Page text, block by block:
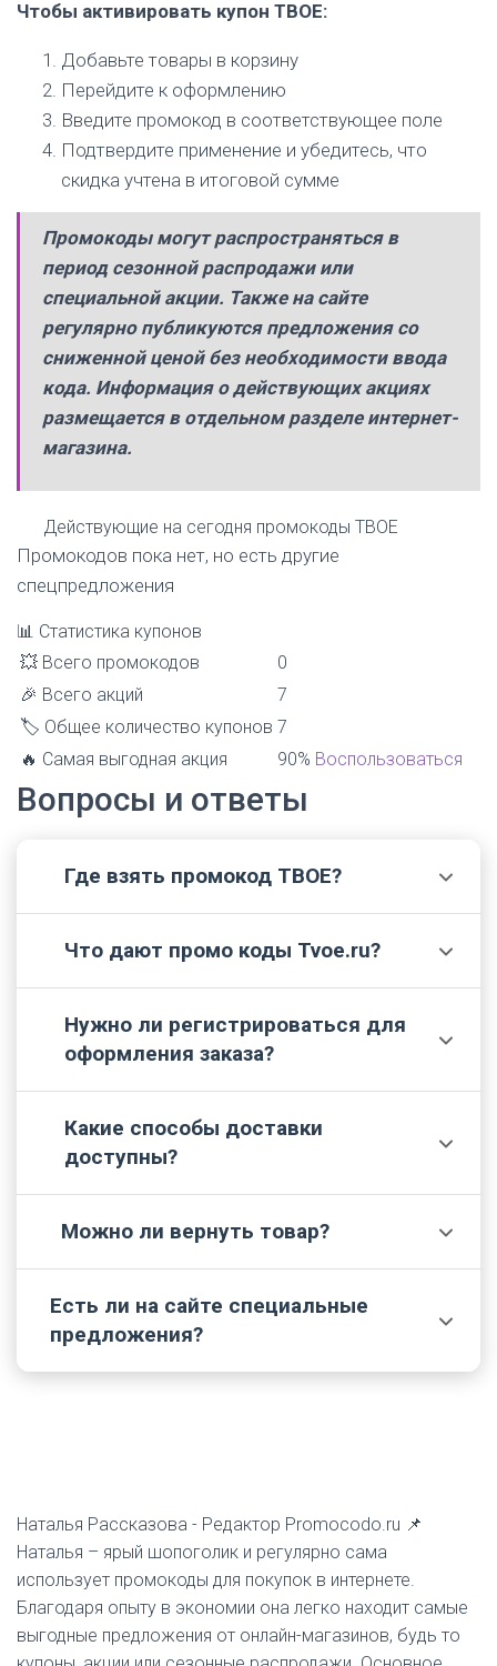
Чтобы активировать купон ТВОЕ:
Добавьте товары в корзину
Перейдите к оформлению
Введите промокод в соответствующее поле
Подтвердите применение и убедитесь, что
скидка учтена в итоговой сумме
Промокоды могут распространяться в
период сезонной распродажи или
специальной акции. Также на сайте
регулярно публикуются предложения со
сниженной ценой без необходимости ввода
кода. Информация о действующих акциях
размещается в отдельном разделе интернет-
магазина.
Действующие на сегодня промокоды ТВОЕ
Промокодов пока нет, но есть другие
спецпредложения
📊 Статистика купонов
💥 Всего промокодов
0
🎉 Всего акций
7
🏷️ Общее количество купонов 7
🔥 Самая выгодная акция
90% Воспользоваться
Вопросы и ответы
Где взять промокод ТВОЕ?
Получить рабочие купоны можно в рассылках
Что дают промо коды Tvoe.ru?
Самый распространенный бонус - это скидка на
заказ (в процентах или в виде фиксированной
Нужно ли регистрироваться для
оформления заказа?
Покупку можно оформить с регистрацией или
без неё, однако личный кабинет позволяет
Какие способы доставки
доступны?
На сайте доступны варианты курьерской
Можно ли вернуть товар?
Возврат осуществляется в соответствии с
действующим законодательством РФ при
Есть ли на сайте специальные
предложения?
Наталья Рассказова - Редактор Promocodo.ru 📌
Наталья – ярый шопоголик и регулярно сама
использует промокоды для покупок в интернете.
Благодаря опыту в экономии она легко находит самые
выгодные предложения от онлайн-магазинов, будь то